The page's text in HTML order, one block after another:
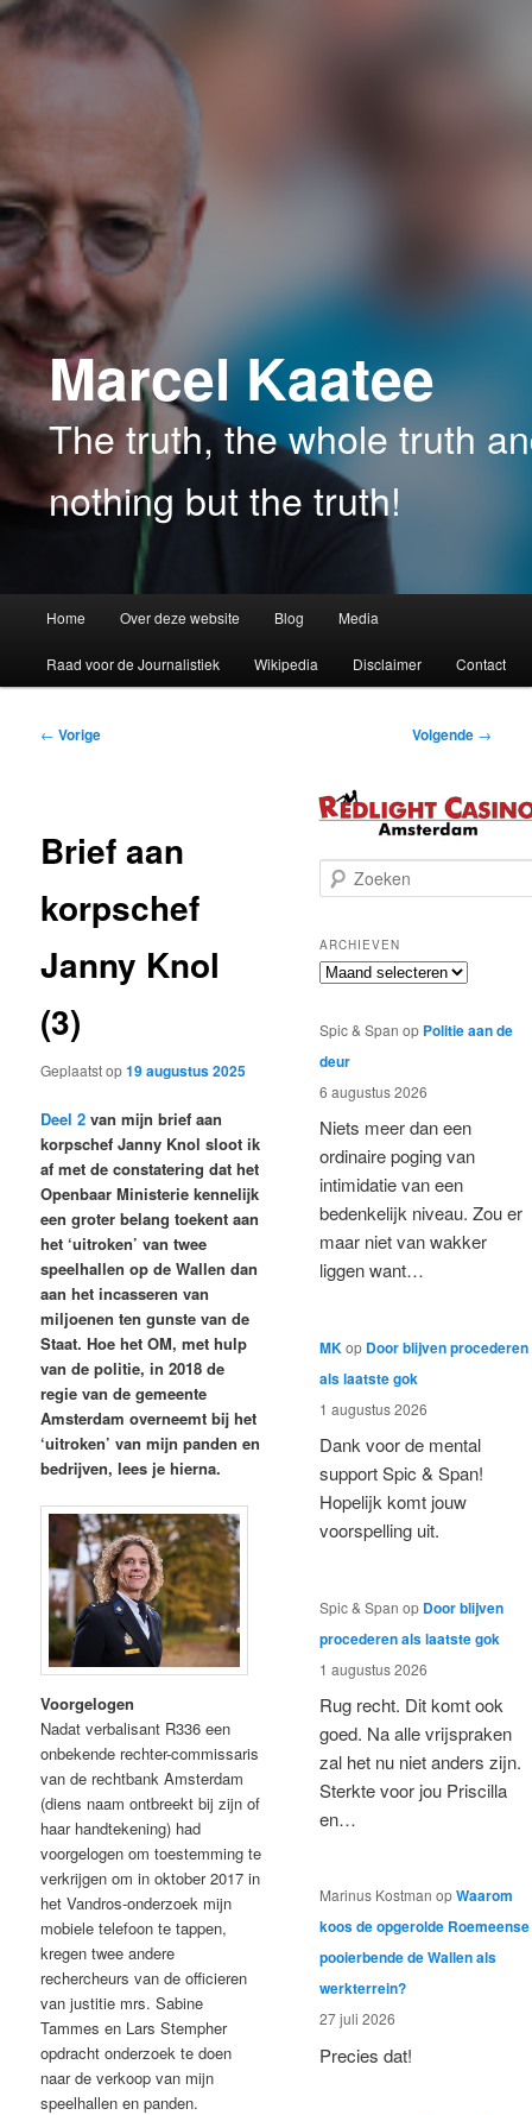
Spring
Marcel Kaatee
The truth, the whole truth
nothing but the truth!
Home Over deze website Blog Media
Raad voor de Journalistiek Wikipedia Disclaimer Contact
Bericht
← Vorige Volgende →
Brief aan
korpschef
Janny Knol
(3)
Geplaatst op19 augustus 2025
Deel 2 van mijn brief aan
korpschef Janny Knol sloot ik
af met de constatering dat het
Openbaar Ministerie kennelijk
een groter belang toekent aan
het ‘uitroken’ van twee
speelhallen op de Wallen dan
aan het incasseren van
miljoenen ten gunste van de
Staat. Hoe het OM, met hulp
van de politie, in 2018 de
regie van de gemeente
Amsterdam overneemt bij het
‘uitroken’ van mijn panden en
bedrijven, lees je hierna.
Voorgelogen
Nadat verbalisant R336 een
onbekende rechter-commissaris
van de rechtbank Amsterdam
(diens naam ontbreekt bij zijn of
haar handtekening) had
voorgelogen om toestemming te
verkrijgen om in oktober 2017 in
het Vandros-onderzoek mijn
mobiele telefoon te tappen,
kregen twee andere
rechercheurs van de officieren
van justitie mrs. Sabine
Tammes en Lars Stempher
opdracht onderzoek te doen
naar de verkoop van mijn
speelhallen en panden.
o
k
e
n
ARCHIEVEN
Archieven
Spic & Span op Politie aan de
deur
6 augustus 2026
Niets meer dan een
ordinaire poging van
intimidatie van een
bedenkelijk niveau. Zou er
maar niet van wakker
liggen want…
MKop Door blijven procederen
als laatste gok
1 augustus 2026
Dank voor de mental
support Spic & Span!
Hopelijk komt jouw
voorspelling uit.
Spic & Span op Door blijven
procederen als laatste gok
1 augustus 2026
Rug recht. Dit komt ook
goed. Na alle vrijspraken
zal het nu niet anders zijn.
Sterkte voor jou Priscilla
en…
Marinus Kostman opWaarom
koos de opgerolde Roemeense
pooierbende de Wallen als
werkterrein?
27 juli 2026
Precies dat!